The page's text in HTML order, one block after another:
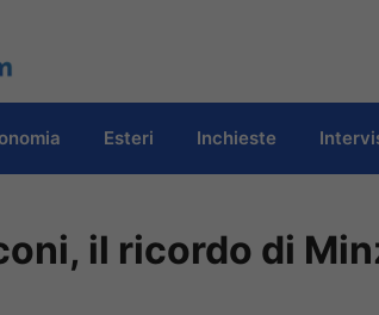
Esteri Inchieste
il ricordo di